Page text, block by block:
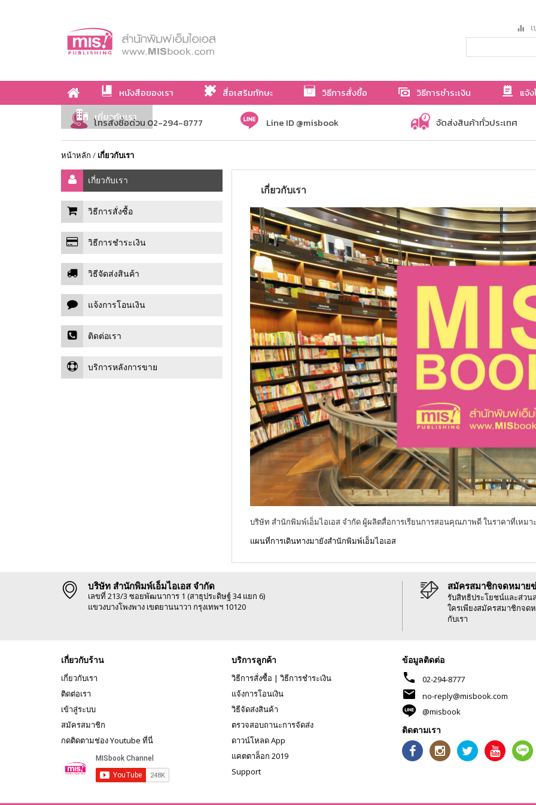
หนังสือของเรา สื่อเสริมทักษะ วิธีการสั่งซื้อ วิธีการชำระเงิน
แจ้
เกี่ยวกับเรา
โทรสั่งซื้อด่วน 02-294-8777 Line ID @misbook จัดส่งสินค้าทั่วประเทศ
หน้าหลัก / เกี่ยวกับเรา
เกี่ยวกับเรา
วิธีการสั่งซื้อ
วิธีการชำระเงิน
วิธีจัดส่งสินค้า
แจ้งการโอนเงิน
ติดต่อเรา
บริการหลังการขาย
เกี่ยวกับเรา
บริษัท สำนักพิมพ์เอ็มไอเอส จำกัด ผู้ผลิตสื่อการเรียนการสอนคุณภาพดี ในราคาที่เหมา
แผนที่การเดินทางมายังสำนักพิมพ์เอ็มไอเอส
บริษัท สำนักพิมพ์เอ็มไอเอส จำกัด
เลขที่ 213/3 ซอยพัฒนาการ 1 (สาธุประดิษฐ์ 34 แยก 6)
แขวงบางโพงพาง เขตยานนาวา กรุงเทพฯ 10120
สมัครสมาชิกจดหมาย
รับสิทธิประโยชน์และส่วน
ใครเพียงสมัครสมาชิกจด
กับเรา
เกี่ยวกับร้าน
เกี่ยวกับเรา
ติดต่อเรา
เข้าสู่ระบบ
สมัครสมาชิก
กดติดตามช่อง Youtube ที่นี่
บริการลูกค้า
วิธีการสั่งซื้อ | วิธีการชำระเงิน
แจ้งการโอนเงิน
วิธีจัดส่งสินค้า
ตรวจสอบถานะการจัดส่ง
ดาวน์โหลด App
แคตตาล็อก 2019
Support
ข้อมูลติดต่อ
phone 02-294-8777
mail
no-reply@misbook.com
@misbook
ติดตามเรา